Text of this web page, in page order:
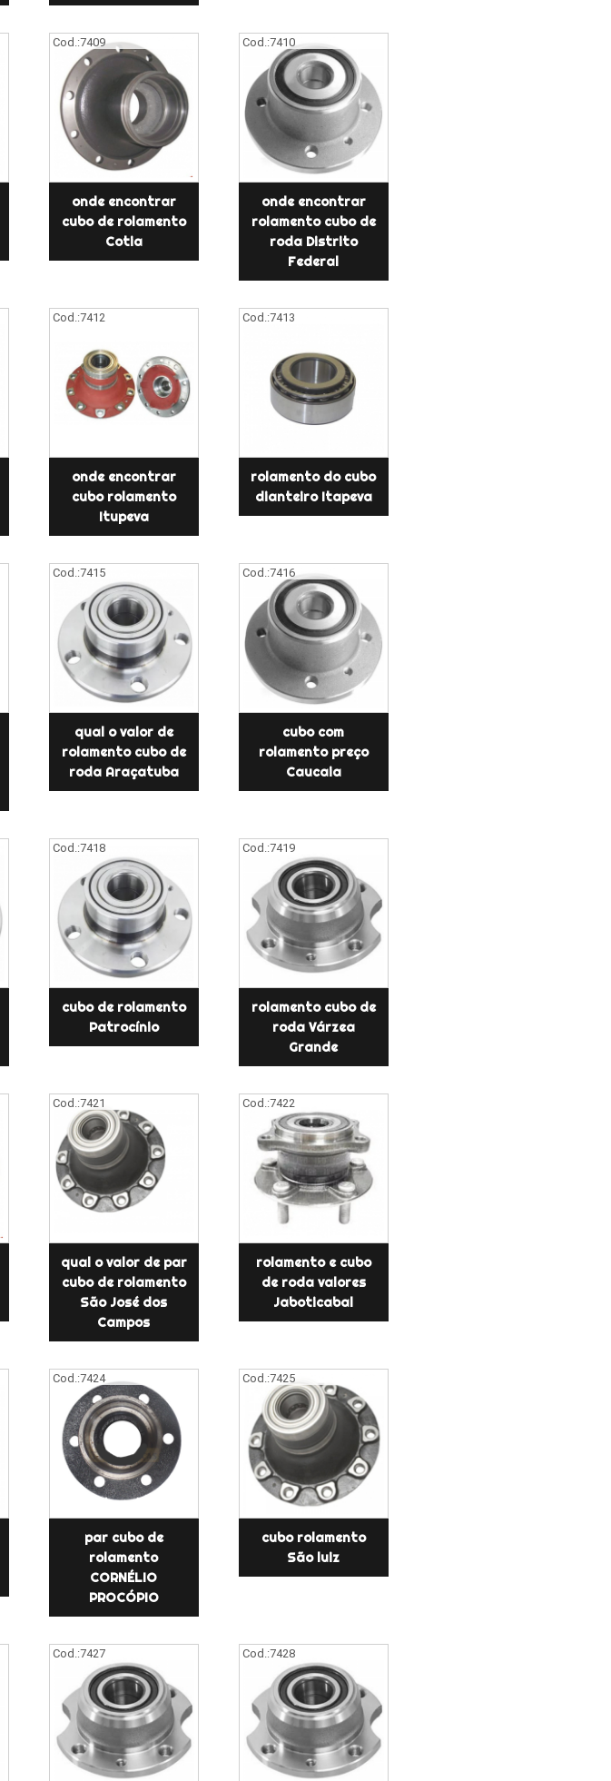
Cod.:7409
onde encontrar
cubo de rolamento
Cotia
Cod.:7410
onde encontrar
rolamento cubo de
roda Distrito
Federal
Cod.:7412
onde encontrar
cubo rolamento
Itupeva
Cod.:7413
rolamento do cubo
dianteiro Itapeva
Cod.:7415
qual o valor de
rolamento cubo de
roda Araçatuba
Cod.:7416
cubo com
rolamento preço
Caucaia
Cod.:7418
cubo de rolamento
Patrocínio
Cod.:7419
rolamento cubo de
roda Várzea
Grande
Cod.:7421
qual o valor de par
cubo de rolamento
São José dos
Campos
Cod.:7422
rolamento e cubo
de roda valores
Jaboticabal
Cod.:7424
par cubo de
rolamento
CORNÉLIO
PROCÓPIO
Cod.:7425
cubo rolamento
São luiz
Cod.:7427 Cod.:7428